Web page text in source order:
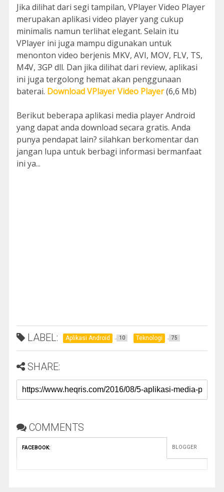
Jika dilihat dari segi tampilan, VPlayer Video Player
merupakan aplikasi video player yang cukup
minimalis namun terlihat elegant. Selain itu
VPlayer ini juga mampu digunakan untuk
menonton video berjenis MKV, AVI, MOV, FLV, TS,
M4V, 3GP dll. Dan jika dilihat dari review, aplikasi
ini juga tergolong hemat akan penggunaan
baterai. Download VPlayer Video Player(6,6 Mb)
Berikut beberapa aplikasi media player Android
yang dapat anda download secara gratis. Anda
punya pendapat lain? silahkan berkomentar dan
jangan lupa untuk berbagi informasi bermanfaat
ini ya...
LABEL: Aplikasi Android 10 Teknologi 75
SHARE:
COMMENTS
FACEBOOK: BLOGGER